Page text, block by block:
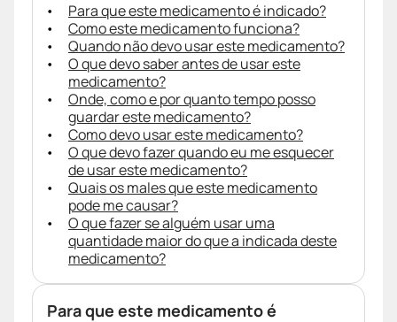
Para que este medicamento é indicado?
Como este medicamento funciona?
Quando não devo usar este medicamento?
O que devo saber antes de usar este
medicamento?
Onde, como e por quanto tempo posso
guardar este medicamento?
Como devo usar este medicamento?
O que devo fazer quando eu me esquecer
de usar este medicamento?
Quais os males que este medicamento
pode me causar?
O que fazer se alguém usar uma
quantidade maior do que a indicada deste
medicamento?
Para que este medicamento é